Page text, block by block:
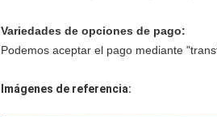
Variedades de opciones de pago:
Podemos aceptar el pago mediante
Imágenes de referencia: